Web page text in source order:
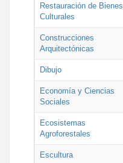
Restauración de Bienes
Culturales
Construcciones
Arquitectónicas
Dibujo
Economía y Ciencias
Sociales
Ecosistemas
Agroforestales
Escultura